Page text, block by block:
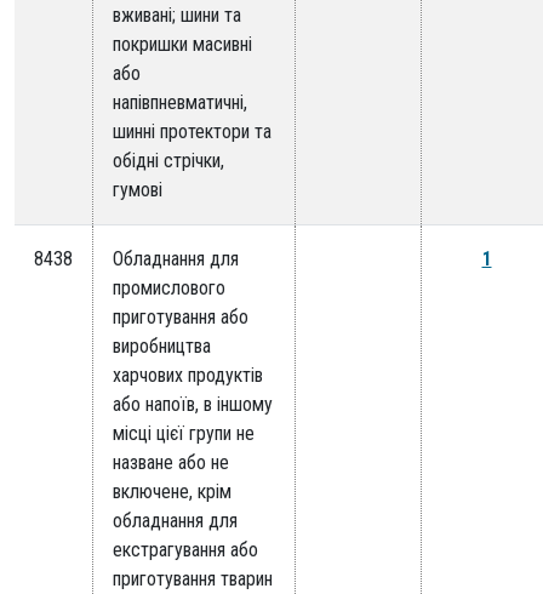
вживані; шини та
покришки масивні
або
напівпневматичні,
шинні протектори та
обідні стрічки,
гумові
8438
Обладнання для
промислового
приготування або
виробництва
харчових продуктів
або напоїв, в іншому
місці цієї групи не
назване або не
включене, крім
обладнання для
екстрагування або
приготування тварин
1